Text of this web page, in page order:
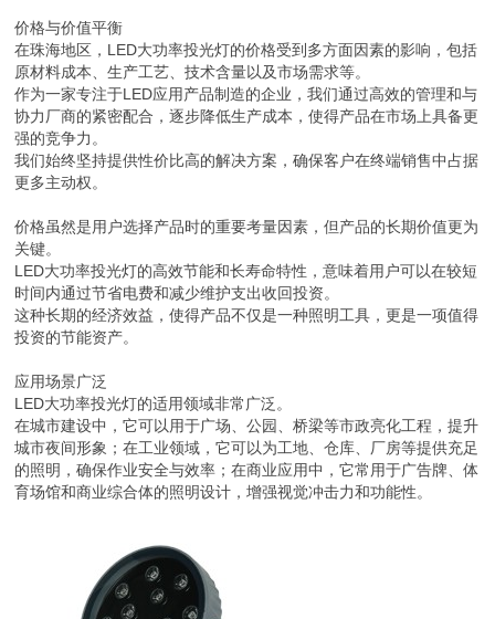
价格与价值平衡
在珠海地区，LED大功率投光灯的价格受到多方面因素的影响，包括
原材料成本、生产工艺、技术含量以及市场需求等。
作为一家专注于LED应用产品制造的企业，我们通过高效的管理和与
协力厂商的紧密配合，逐步降低生产成本，使得产品在市场上具备更
强的竞争力。
我们始终坚持提供性价比高的解决方案，确保客户在终端销售中占据
更多主动权。
价格虽然是用户选择产品时的重要考量因素，但产品的长期价值更为
关键。
LED大功率投光灯的高效节能和长寿命特性，意味着用户可以在较短
时间内通过节省电费和减少维护支出收回投资。
这种长期的经济效益，使得产品不仅是一种照明工具，更是一项值得
投资的节能资产。
应用场景广泛
LED大功率投光灯的适用领域非常广泛。
在城市建设中，它可以用于广场、公园、桥梁等市政亮化工程，提升
城市夜间形象；在工业领域，它可以为工地、仓库、厂房等提供充足
的照明，确保作业安全与效率；在商业应用中，它常用于广告牌、体
育场馆和商业综合体的照明设计，增强视觉冲击力和功能性。